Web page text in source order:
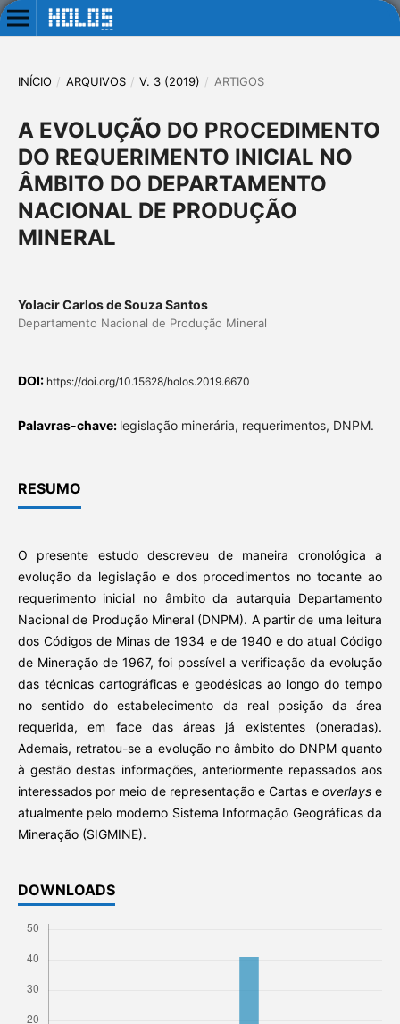
INÍCIO / ARQUIVOS / V. 3 (2019) / ARTIGOS
A EVOLUÇÃO DO PROCEDIMENTO
DO REQUERIMENTO INICIAL NO
ÂMBITO DO DEPARTAMENTO
NACIONAL DE PRODUÇÃO
MINERAL
Yolacir Carlos de Souza Santos
Departamento Nacional de Produção Mineral
DOI: https://doi.org/10.15628/holos.2019.6670
Palavras-chave: legislação minerária, requerimentos, DNPM.
RESUMO
O presente estudo descreveu de maneira cronológica a
evolução da legislação e dos procedimentos no tocante ao
requerimento inicial no âmbito da autarquia Departamento
Nacional de Produção Mineral (DNPM). A partir de uma leitura
dos Códigos de Minas de 1934 e de 1940 e do atual Código
de Mineração de 1967, foi possível a verificação da evolução
das técnicas cartográficas e geodésicas ao longo do tempo
no sentido do estabelecimento da real posição da área
requerida, em face das áreas já existentes (oneradas).
Ademais, retratou-se a evolução no âmbito do DNPM quanto
à gestão destas informações, anteriormente repassados aos
interessados por meio de representação e Cartas e overlayse
atualmente pelo moderno Sistema Informação Geográficas da
Mineração (SIGMINE).
DOWNLOADS